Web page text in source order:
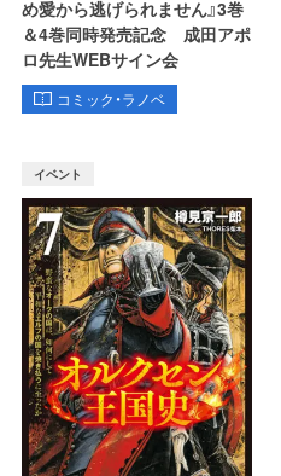
め愛から逃げられません』3巻
＆4巻同時発売記念 成田アポ
ロ先生WEBサイン会
コミック・ラノベ
イベント